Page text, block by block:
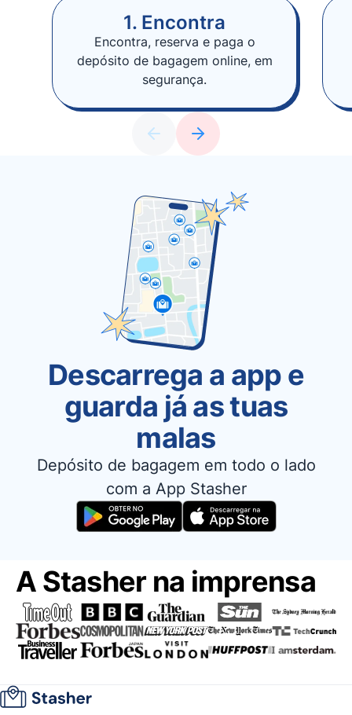
1. Encontra
Encontra, reserva e paga o
depósito de bagagem online, em
segurança.
Descarrega a app e
guarda já as tuas
malas
Depósito de bagagem em todo o lado
com a App Stasher
A Stasher na imprensa